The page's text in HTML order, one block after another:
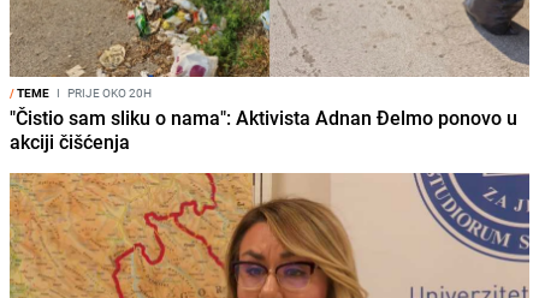
/TEME I PRIJE OKO 20H
"Čistio sam sliku o nama": Aktivista Adnan Đelmo ponovo u
akciji čišćenja